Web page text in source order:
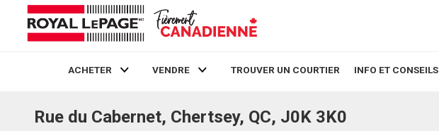
ACHETER VENDRE TROUVER UN COURTIER INFO ET CONSEILS
Rue du Cabernet, Chertsey, QC, J0K 3K0